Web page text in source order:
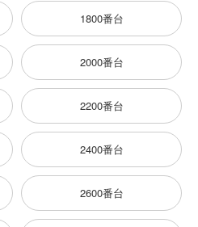
1800番台
2000番台
2200番台
2400番台
2600番台